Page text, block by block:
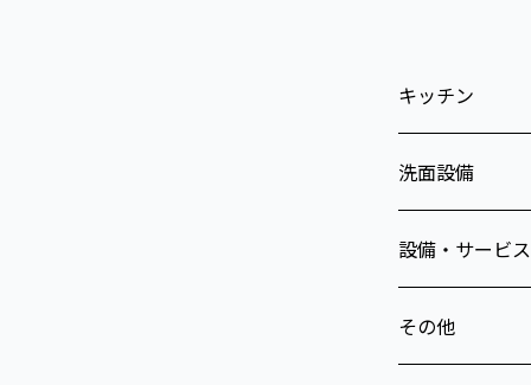
キッチン
洗面設備
設備・サービス
その他